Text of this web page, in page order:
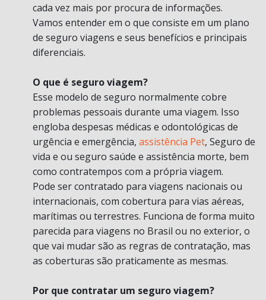
cada vez mais por procura de informações.
Vamos entender em o que consiste em um plano
de seguro viagens e seus benefícios e principais
diferenciais.
O que é seguro viagem?
Esse modelo de seguro normalmente cobre
problemas pessoais durante uma viagem. Isso
engloba despesas médicas e odontológicas de
urgência e emergência, assistência Pet, Seguro de
vida e ou seguro saúde e assistência morte, bem
como contratempos com a própria viagem.
Pode ser contratado para viagens nacionais ou
internacionais, com cobertura para vias aéreas,
marítimas ou terrestres. Funciona de forma muito
parecida para viagens no Brasil ou no exterior, o
que vai mudar são as regras de contratação, mas
as coberturas são praticamente as mesmas.
Por que contratar um seguro viagem?